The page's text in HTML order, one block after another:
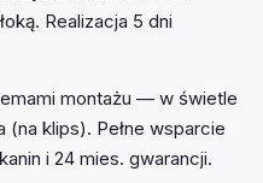
Realizacja 5 dni
montażu — w świetle
(na klips). Pełne wsparcie
i 24 mies. gwarancji.